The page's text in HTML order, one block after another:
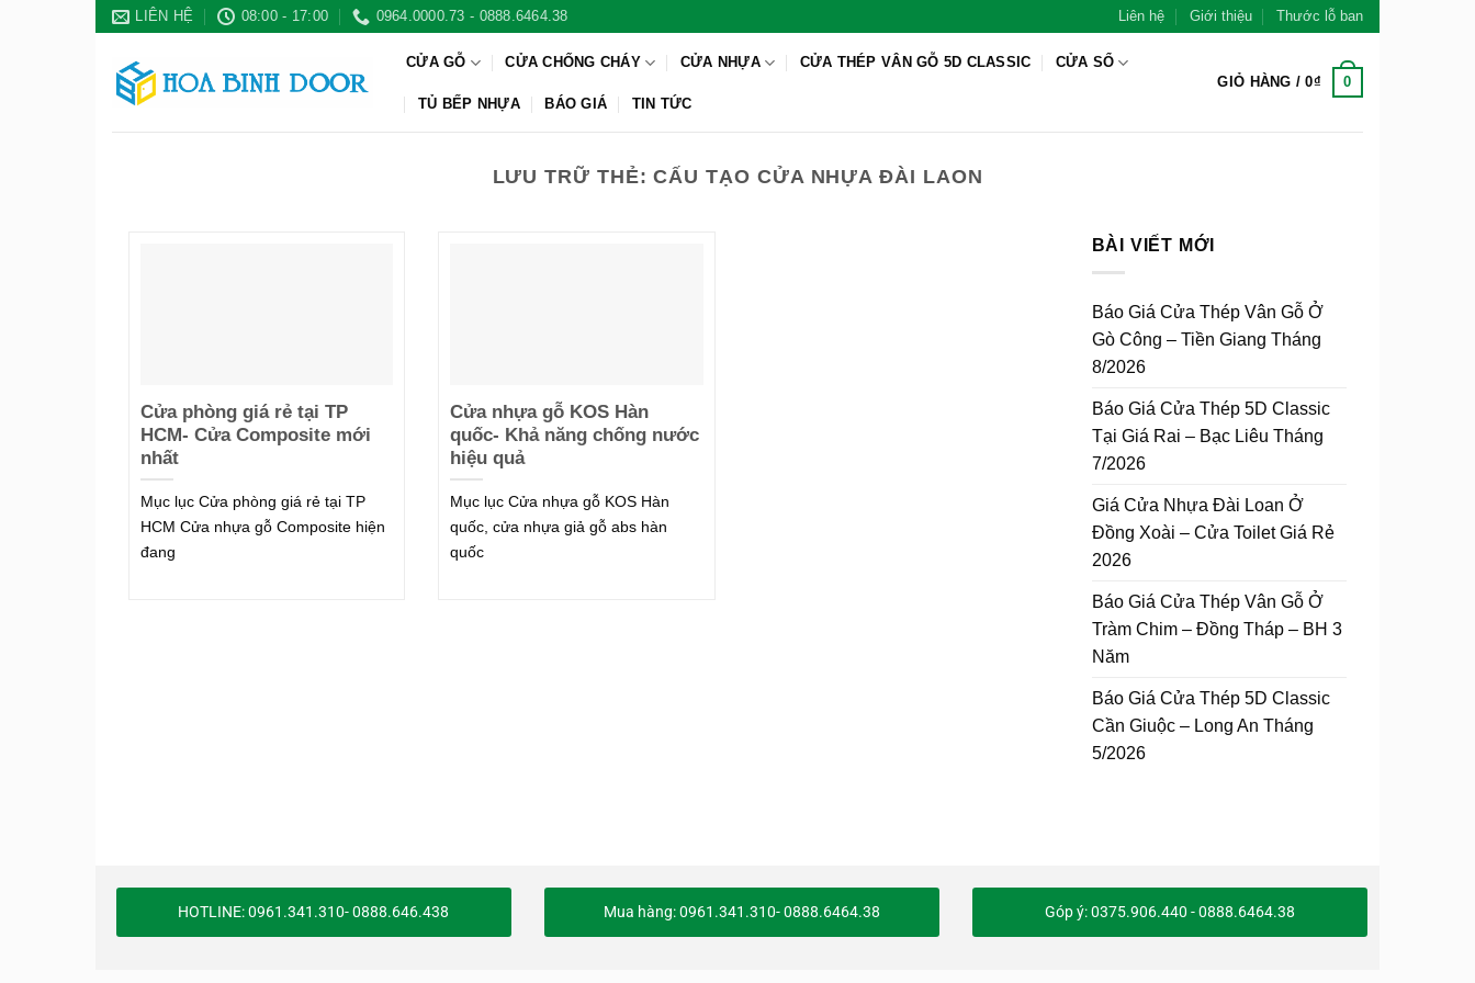
Bỏ
dung
LIÊN HỆ 08:00 - 17:00 0964.0000.73 - 0888.6464.38 Liên hệ Giới thiệu Thước lỗ ban
CỬA GỖ CỬA CHỐNG CHÁY CỬA NHỰA CỬA THÉP VÂN GỖ 5D CLASSIC CỬA SỔ
TỦ BẾP NHỰA BÁO GIÁ TIN TỨC
GIỎ HÀNG /0₫ 0
LƯU TRỮ THẺ:CẤU TẠO CỬA NHỰA ĐÀI LAON
Cửa phòng giá rẻ tại TP
HCM- Cửa Composite mới
nhất
Mục lục Cửa phòng giá rẻ tại TP
HCM Cửa nhựa gỗ Composite hiện
đang
Cửa nhựa gỗ KOS Hàn
quốc- Khả năng chống nước
hiệu quả
Mục lục Cửa nhựa gỗ KOS Hàn
quốc, cửa nhựa giả gỗ abs hàn
quốc
BÀI VIẾT MỚI
Báo Giá Cửa Thép Vân Gỗ Ở
Gò Công – Tiền Giang Tháng
8/2026
Báo Giá Cửa Thép 5D Classic
Tại Giá Rai – Bạc Liêu Tháng
7/2026
Giá Cửa Nhựa Đài Loan Ở
Đồng Xoài – Cửa Toilet Giá Rẻ
2026
Báo Giá Cửa Thép Vân Gỗ Ở
Tràm Chim – Đồng Tháp – BH 3
Năm
Báo Giá Cửa Thép 5D Classic
Cần Giuộc – Long An Tháng
5/2026
HOTLINE: 0961.341.310- 0888.646.438 Mua hàng: 0961.341.310- 0888.6464.38 Góp ý: 0375.906.440 - 0888.6464.38